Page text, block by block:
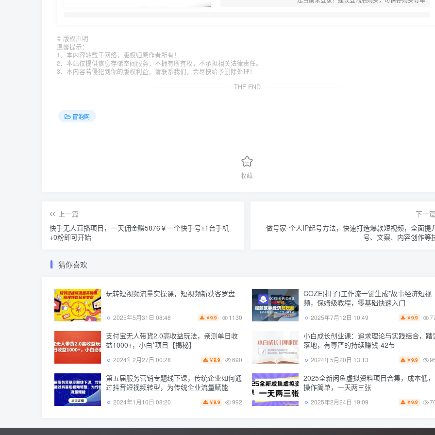
© 版权声明
温馨提示：
1、本内容转载于网络，版权归原作者所有！
2、本站仅提供信息存储空间服务，不拥有所有权，不承担相关法律责任。
3、本内容若侵犯到你的版权利益，请联系我们，会尽快给予删除处理！
THE END
冒泡网
收藏
上一篇
快手无人直播项目，一天佣金赚5876￥一个快手号+1台手机
+0粉即可开始
下一
做号家-个人IP起号方法，快速打造爆款短视频，全面提
号、文案、内容创作等
猜你喜欢
玩转短视频流量实操课，短视频新获客罗盘
2025年5月31日 08:48 ￥9.9 1130
COZE(扣子)工作流一键生成*故事经济短视
频，保姆级教程，零基础快速入门
2025年7月12日 10:49 ￥9.9
支付宝无人带货2.0高收益玩法，亲测单日收
益1000+，小白*项目【揭秘】
2024年2月27日 00:28 ￥9.9 690
小白成长创业课：追求理论与实践结合，踏
落地，有尊严的持续赚钱-42节
2024年5月20日 13:13 ￥9.9
第五届服务营销专题线下课，传统企业如何通
过抖音短视频转型，为传统企业流量赋能
2024年1月10日 08:20 ￥9.9 992
2025全新闲鱼虚拟资料项目合集，成本低，
操作简单，一天两三张
2025年2月24日 19:09 ￥9.9